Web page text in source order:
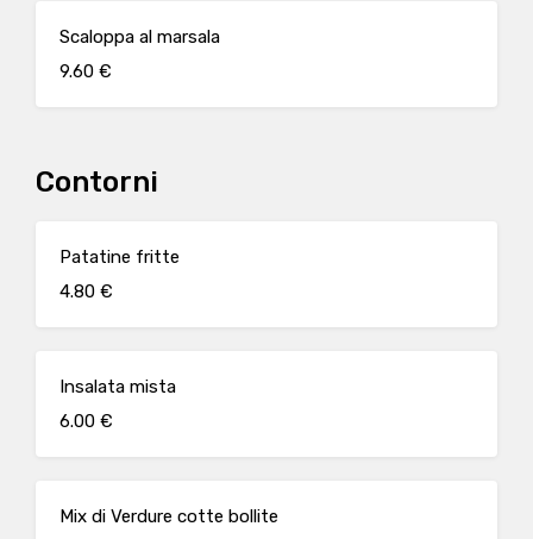
Scaloppa al marsala
9.60 €
Contorni
Patatine fritte
4.80 €
Insalata mista
6.00 €
Mix di Verdure cotte bollite